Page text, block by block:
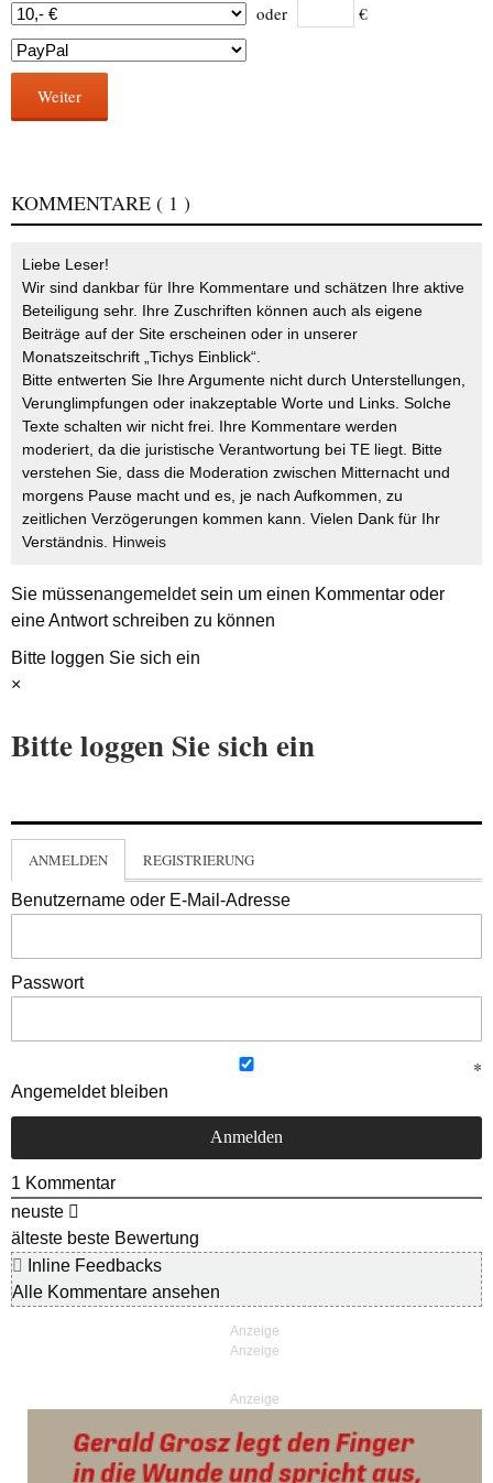
oder €
Weiter
KOMMENTARE ( 1 )
Liebe Leser!
Wir sind dankbar für Ihre Kommentare und schätzen Ihre aktive
Beteiligung sehr. Ihre Zuschriften können auch als eigene
Beiträge auf der Site erscheinen oder in unserer
Monatszeitschrift „Tichys Einblick“.
Bitte entwerten Sie Ihre Argumente nicht durch Unterstellungen,
Verunglimpfungen oder inakzeptable Worte und Links. Solche
Texte schalten wir nicht frei. Ihre Kommentare werden
moderiert, da die juristische Verantwortung bei TE liegt. Bitte
verstehen Sie, dass die Moderation zwischen Mitternacht und
morgens Pause macht und es, je nach Aufkommen, zu
zeitlichen Verzögerungen kommen kann. Vielen Dank für Ihr
Verständnis. Hinweis
Sie müssenangemeldetsein um einen Kommentar oder
eine Antwort schreiben zu können
Bitte loggen Sie sich ein
×
Bitte loggen Sie sich ein
ANMELDEN REGISTRIERUNG
Benutzername oder E-Mail-Adresse
Passwort
Angemeldet bleiben
1 Kommentar
neuste
älteste beste Bewertung
Inline Feedbacks
Alle Kommentare ansehen
Anzeige